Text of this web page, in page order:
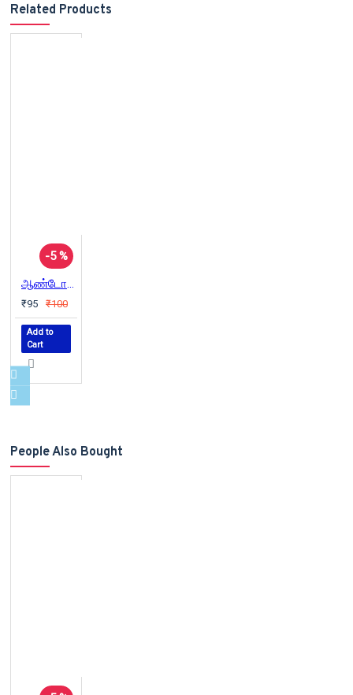
Related Products
-5 %
ஆண்டோ எனும் மாயை (சிறுகதைத் தொகுப்பு)
₹95 ₹100
Add to
Cart
People Also Bought